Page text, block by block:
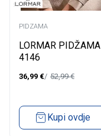
PIDZAMA
LORMAR PIDŽAMA
4146
36,99 € 52,99€
Kupi ovdje